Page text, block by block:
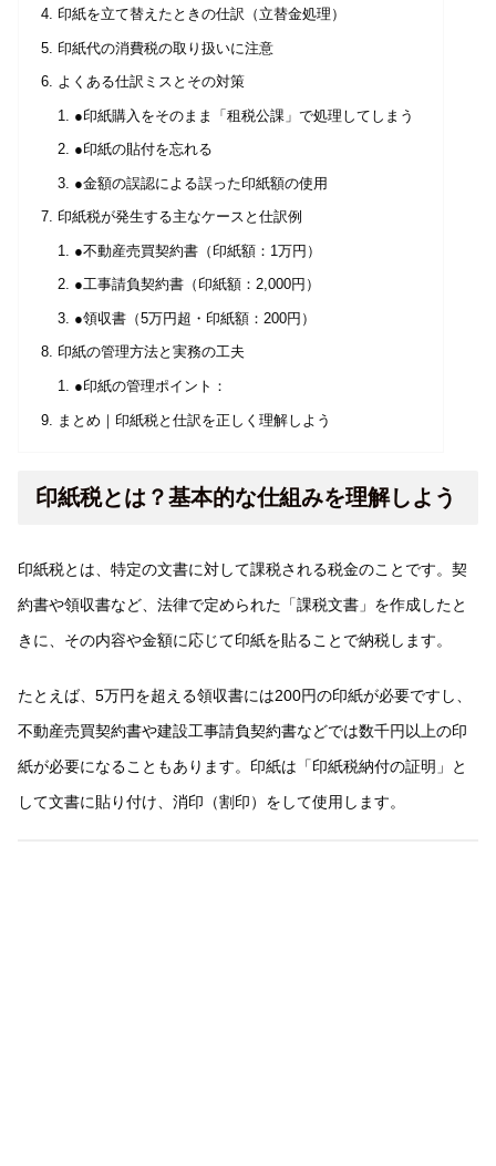
印紙を立て替えたときの仕訳（立替金処理）
印紙代の消費税の取り扱いに注意
よくある仕訳ミスとその対策
●印紙購入をそのまま「租税公課」で処理してしまう
●印紙の貼付を忘れる
●金額の誤認による誤った印紙額の使用
印紙税が発生する主なケースと仕訳例
●不動産売買契約書（印紙額：1万円）
●工事請負契約書（印紙額：2,000円）
●領収書（5万円超・印紙額：200円）
印紙の管理方法と実務の工夫
●印紙の管理ポイント：
まとめ｜印紙税と仕訳を正しく理解しよう
印紙税とは？基本的な仕組みを理解しよう
印紙税とは、特定の文書に対して課税される税金のことです。契
約書や領収書など、法律で定められた「課税文書」を作成したと
きに、その内容や金額に応じて印紙を貼ることで納税します。
たとえば、5万円を超える領収書には200円の印紙が必要ですし、
不動産売買契約書や建設工事請負契約書などでは数千円以上の印
紙が必要になることもあります。印紙は「印紙税納付の証明」と
して文書に貼り付け、消印（割印）をして使用します。